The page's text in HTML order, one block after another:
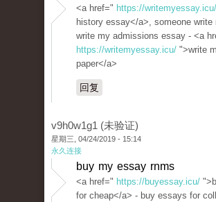
<a href=" https://writemyessay.icu/
history essay</a>, someone
write my admissions essay - <a
https://writemyessay.icu/ ">write
paper</a>
回复
v9h0w1g1 (未验证)
星期三, 04/24/2019 - 15:14
永久连接
buy my essay rnms
<a href=" https://buyessay.icu/
for cheap</a> - buy essays for